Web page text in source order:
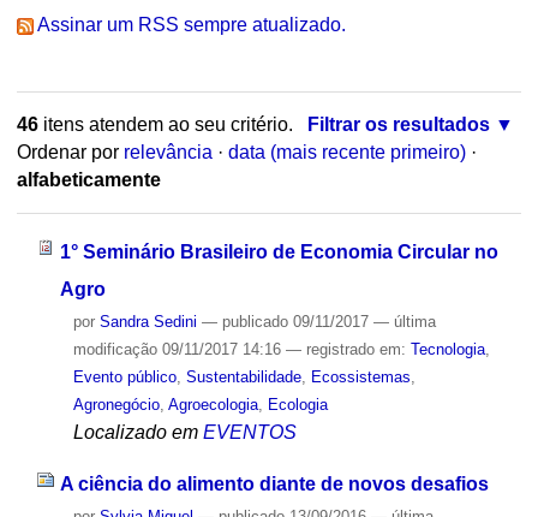
Assinar um RSS sempre atualizado.
46itens atendem ao seu critério.
Filtrar os resultados
Ordenar por relevância · data (mais recente primeiro) ·
alfabeticamente
1° Seminário Brasileiro de Economia Circular no
Agro
por Sandra Sedini — publicado09/11/2017 — última
modificação09/11/2017 14:16 — registrado em: Tecnologia,
Evento público, Sustentabilidade, Ecossistemas
Agronegócio, Agroecologia, Ecologia
Localizado em EVENTOS
A ciência do alimento diante de novos desafios